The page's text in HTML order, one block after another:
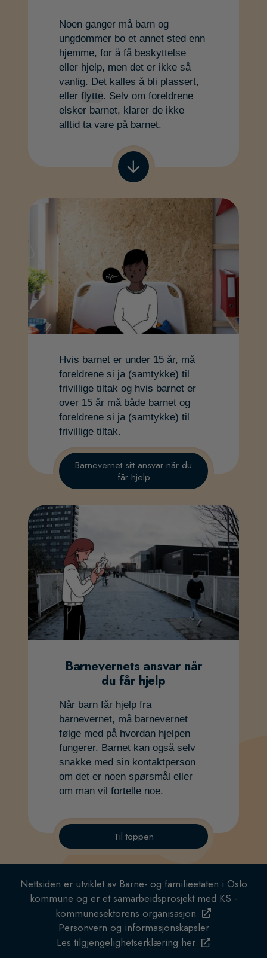
Noen ganger må barn og
ungdommer bo et annet sted enn
hjemme, for å få beskyttelse
eller hjelp, men det er ikke så
vanlig. Det kalles å bli plassert,
ellerflytte. Selv om foreldrene
elsker barnet, klarer de ikke
alltid ta vare på barnet.
Gå til neste
Hvis barnet er under 15 år, må
foreldrene si ja (samtykke) til
frivillige tiltak og hvis barnet er
over 15 år må både barnet og
foreldrene si ja (samtykke) til
frivillige tiltak.
Barnevernet sitt ansvar når du
får hjelp
Barnevernets ansvar når
du får hjelp
Når barn får hjelp fra
barnevernet, må barnevernet
følge med på hvordan hjelpen
fungerer. Barnet kan også selv
snakke med sin kontaktperson
om det er noen spørsmål eller
om man vil fortelle noe.
Til toppen
Nettsiden er utviklet av Barne- og familieetaten i Oslo
kommune og er et samarbeidsprosjekt med KS -
kommunesektorens organisasjon
Personvern og informasjonskapsler
Les tilgjengelighetserklæring her